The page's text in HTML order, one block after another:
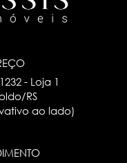
- Loja 1
RS
ao lado)